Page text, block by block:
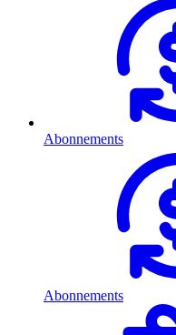
Abonnements
Abonnements